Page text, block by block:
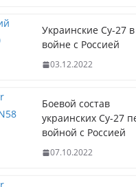
Украинские Су-27 в
войне с Россией
03.12.2022
Боевой состав
украинских Су-27
войной с Россией
07.10.2022